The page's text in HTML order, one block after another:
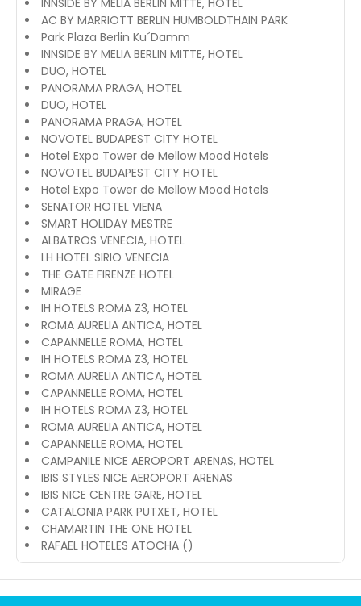
INNSIDE BY MELIA BERLIN MITTE, HOTEL
AC BY MARRIOTT BERLIN HUMBOLDTHAIN PARK
Park Plaza Berlin Ku´Damm
INNSIDE BY MELIA BERLIN MITTE, HOTEL
DUO, HOTEL
PANORAMA PRAGA, HOTEL
DUO, HOTEL
PANORAMA PRAGA, HOTEL
NOVOTEL BUDAPEST CITY HOTEL
Hotel Expo Tower de Mellow Mood Hotels
NOVOTEL BUDAPEST CITY HOTEL
Hotel Expo Tower de Mellow Mood Hotels
SENATOR HOTEL VIENA
SMART HOLIDAY MESTRE
ALBATROS VENECIA, HOTEL
LH HOTEL SIRIO VENECIA
THE GATE FIRENZE HOTEL
MIRAGE
IH HOTELS ROMA Z3, HOTEL
ROMA AURELIA ANTICA, HOTEL
CAPANNELLE ROMA, HOTEL
IH HOTELS ROMA Z3, HOTEL
ROMA AURELIA ANTICA, HOTEL
CAPANNELLE ROMA, HOTEL
IH HOTELS ROMA Z3, HOTEL
ROMA AURELIA ANTICA, HOTEL
CAPANNELLE ROMA, HOTEL
CAMPANILE NICE AEROPORT ARENAS, HOTEL
IBIS STYLES NICE AEROPORT ARENAS
IBIS NICE CENTRE GARE, HOTEL
CATALONIA PARK PUTXET, HOTEL
CHAMARTIN THE ONE HOTEL
RAFAEL HOTELES ATOCHA ()